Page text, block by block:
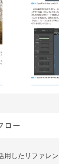
ロー
用したリファレ